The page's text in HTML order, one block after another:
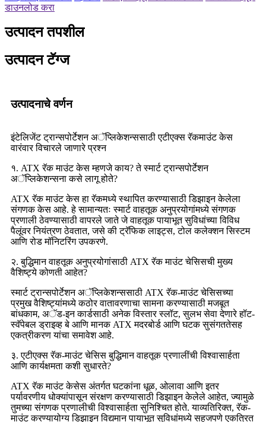
डाउनलोड करा
उत्पादन तपशील
उत्पादन टॅग्ज
उत्पादनाचे वर्णन
इंटेलिजेंट ट्रान्सपोर्टेशन अॅप्लिकेशन्ससाठी एटीएक्स रॅकमाउंट केस
वारंवार विचारले जाणारे प्रश्न
१. ATX रॅक माउंट केस म्हणजे काय? ते स्मार्ट ट्रान्सपोर्टेशन
अॅप्लिकेशन्सना कसे लागू होते?
ATX रॅक माउंट केस हा रॅकमध्ये स्थापित करण्यासाठी डिझाइन केलेला
संगणक केस आहे. हे सामान्यतः स्मार्ट वाहतूक अनुप्रयोगांमध्ये संगणक
प्रणाली ठेवण्यासाठी वापरले जाते जे वाहतूक पायाभूत सुविधांच्या विविध
पैलूंवर नियंत्रण ठेवतात, जसे की ट्रॅफिक लाइट्स, टोल कलेक्शन सिस्टम
आणि रोड मॉनिटरिंग उपकरणे.
२. बुद्धिमान वाहतूक अनुप्रयोगांसाठी ATX रॅक माउंट चेसिसची मुख्य
वैशिष्ट्ये कोणती आहेत?
स्मार्ट ट्रान्सपोर्टेशन अॅप्लिकेशन्ससाठी ATX रॅक-माउंट चेसिसच्या
प्रमुख वैशिष्ट्यांमध्ये कठोर वातावरणाचा सामना करण्यासाठी मजबूत
बांधकाम, अॅड-इन कार्डसाठी अनेक विस्तार स्लॉट, सुलभ सेवा देणारे हॉट-
स्वॅपेबल ड्राइव्ह बे आणि मानक ATX मदरबोर्ड आणि घटक सुसंगततेसह
एकत्रीकरण यांचा समावेश आहे.
३. एटीएक्स रॅक-माउंट चेसिस बुद्धिमान वाहतूक प्रणालींची विश्वासार्हता
आणि कार्यक्षमता कशी सुधारते?
ATX रॅक माउंट केसेस अंतर्गत घटकांना धूळ, ओलावा आणि इतर
पर्यावरणीय धोक्यांपासून संरक्षण करण्यासाठी डिझाइन केलेले आहेत, ज्यामुळे
तुमच्या संगणक प्रणालीची विश्वासार्हता सुनिश्चित होते. याव्यतिरिक्त, रॅक-
माउंट करण्यायोग्य डिझाइन विद्यमान पायाभूत सुविधांमध्ये सहजपणे एकत्रित